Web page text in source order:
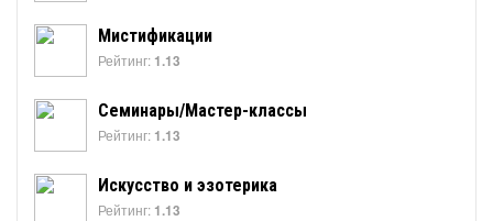
Мистификации
Рейтинг: 1.13
Семинары/Мастер-классы
Рейтинг: 1.13
Искусство и эзотерика
Рейтинг: 1.13